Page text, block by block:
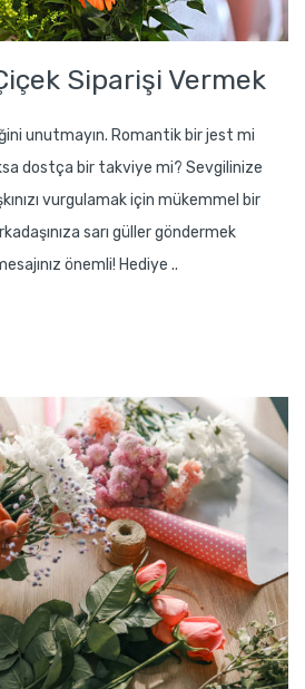
Siparişi Vermek
unutmayın. Romantik bir jest mi
dostça bir takviye mi? Sevgilinize
vurgulamak için mükemmel bir
sarı güller göndermek
önemli! Hediye ..